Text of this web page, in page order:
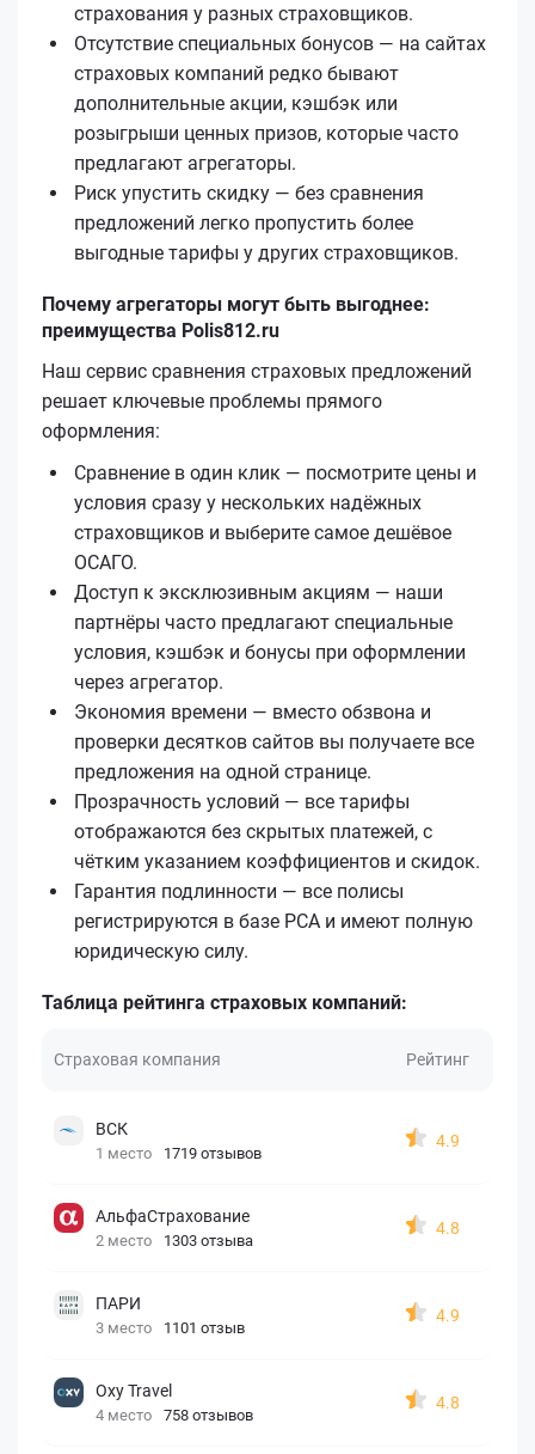
страхования у разных страховщиков.
Отсутствие специальных бонусов — на сайтах
страховых компаний редко бывают
дополнительные акции, кэшбэк или
розыгрыши ценных призов, которые часто
предлагают агрегаторы.
Риск упустить скидку — без сравнения
предложений легко пропустить более
выгодные тарифы у других страховщиков.
Почему агрегаторы могут быть выгоднее:
преимущества Polis812.ru
Наш сервис сравнения страховых предложений
решает ключевые проблемы прямого
оформления:
Сравнение в один клик — посмотрите цены и
условия сразу у нескольких надёжных
страховщиков и выберите самое дешёвое
ОСАГО.
Доступ к эксклюзивным акциям — наши
партнёры часто предлагают специальные
условия, кэшбэк и бонусы при оформлении
через агрегатор.
Экономия времени — вместо обзвона и
проверки десятков сайтов вы получаете все
предложения на одной странице.
Прозрачность условий — все тарифы
отображаются без скрытых платежей, с
чётким указанием коэффициентов и скидок.
Гарантия подлинности — все полисы
регистрируются в базе РСА и имеют полную
юридическую силу.
Таблица рейтинга страховых компаний:
Страховая компания Рейтинг
ВСК
1 место 1719 отзывов
4.9
АльфаСтрахование
2 место 1303 отзыва
4.8
ПАРИ
3 место 1101 отзыв
4.9
Oxy Travel
4 место 758 отзывов
4.8